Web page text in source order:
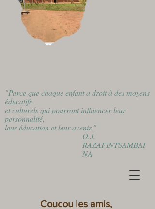
"Parce que chaque enfant a droit à des moyens
éducatifs
et culturels qui pourront influencer leur
personnalité,
leur éducation et leur avenir."
O.J.
RAZAFINTSAMBAI
NA
Coucou les amis,